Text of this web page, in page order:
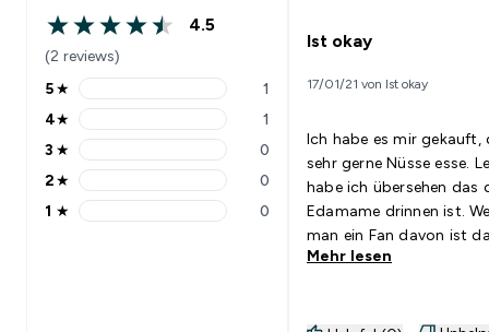
4.5 out of 5 stars
4.5
(2 reviews)
5 stars rating 1 reviews
5★ 1
4 stars rating 1 reviews
4★ 1
3 stars rating 0 reviews
3 ★ 0
2 stars rating 0 reviews
2★ 0
1 stars rating 0 reviews
1 ★ 0
Ist okay
17/01/21 von Ist okay
Ich habe es mir gekauft,
sehr gerne Nüsse esse.
habe ich übersehen das
Edamame drinnen ist.
man ein Fan davon ist
Top. Jedoch ist ein
Mehr lesen